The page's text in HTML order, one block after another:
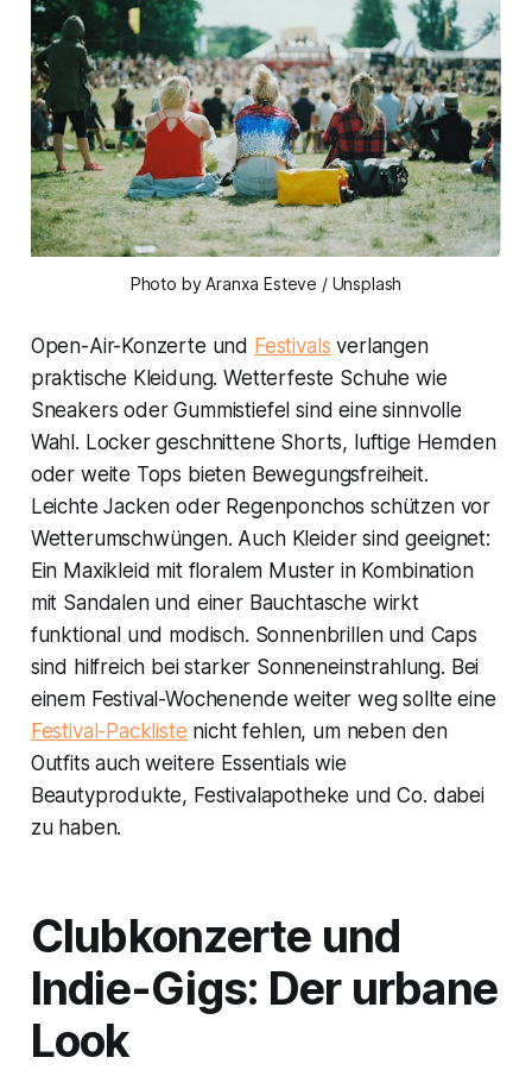
Photo by Aranxa Esteve / Unsplash
Open-Air-Konzerte und Festivals verlangen
praktische Kleidung. Wetterfeste Schuhe wie
Sneakers oder Gummistiefel sind eine sinnvolle
Wahl. Locker geschnittene Shorts, luftige Hemden
oder weite Tops bieten Bewegungsfreiheit.
Leichte Jacken oder Regenponchos schützen vor
Wetterumschwüngen. Auch Kleider sind geeignet:
Ein Maxikleid mit floralem Muster in Kombination
mit Sandalen und einer Bauchtasche wirkt
funktional und modisch. Sonnenbrillen und Caps
sind hilfreich bei starker Sonneneinstrahlung. Bei
einem Festival-Wochenende weiter weg sollte eine
Festival-Packliste nicht fehlen, um neben den
Outfits auch weitere Essentials wie
Beautyprodukte, Festivalapotheke und Co. dabei
zu haben.
Clubkonzerte und
Indie-Gigs: Der urbane
Look